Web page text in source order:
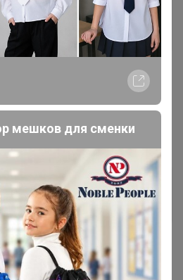
Эта закупка когда
организатор
1
мешков для сменки